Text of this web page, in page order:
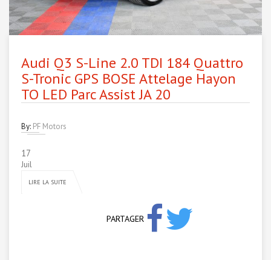
Audi Q3 S-Line 2.0 TDI 184 Quattro
S-Tronic GPS BOSE Attelage Hayon
TO LED Parc Assist JA 20
By: PF Motors
17
Juil
LIRE LA SUITE
PARTAGER